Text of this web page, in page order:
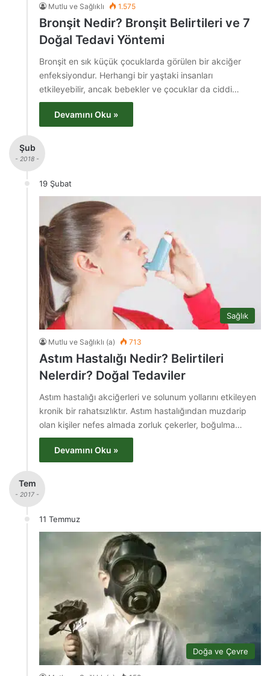
Mutlu ve Sağlıklı 1.575
Bronşit Nedir? Bronşit Belirtileri ve 7
Doğal Tedavi Yöntemi
Bronşit en sık küçük çocuklarda görülen bir akciğer
enfeksiyondur. Herhangi bir yaştaki insanları
etkileyebilir, ancak bebekler ve çocuklar da ciddi…
Devamını Oku »
Şub
- 2018 -
19 Şubat
Sağlık
Mutlu ve Sağlıklı (a) 713
Astım Hastalığı Nedir? Belirtileri
Nelerdir? Doğal Tedaviler
Astım hastalığı akciğerleri ve solunum yollarını etkileyen
kronik bir rahatsızlıktır. Astım hastalığından muzdarip
olan kişiler nefes almada zorluk çekerler, boğulma…
Devamını Oku »
Tem
- 2017 -
11 Temmuz
Doğa ve Çevre